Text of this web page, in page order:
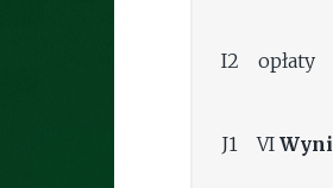
I2 opłaty
J1 VI